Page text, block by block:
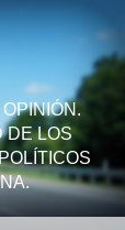
DE LOS